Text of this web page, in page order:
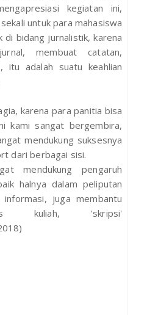
kegiatan ini,
untuk para mahasiswa
bidang jurnalistik, karena
membuat catatan,
itu adalah suatu keahlian
karena para panitia bisa
kami sangat bergembira,
mendukung suksesnya
dari berbagai sisi.
mendukung pengaruh
halnya dalam peliputan
informasi, juga membantu
kuliah, 'skripsi'